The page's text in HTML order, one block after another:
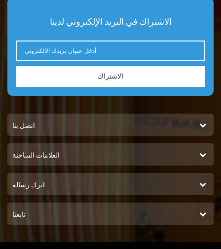
الاشتراك في البريد الإلكتروني لدينا
الاشتراك
اتصل بنا
العلامات الساخنة
اترك رسالة
تابعنا